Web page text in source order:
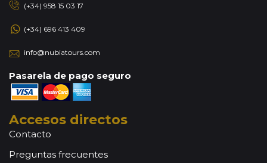
(+34) 958 15 03 17
(+34) 696 413 409
info@nubiatours.com
Pasarela de pago seguro
Accesos directos
Contacto
Preguntas frecuentes